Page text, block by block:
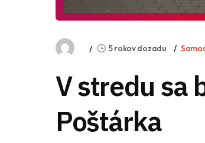
5 rokov dozadu
V stredu sa
Poštárka